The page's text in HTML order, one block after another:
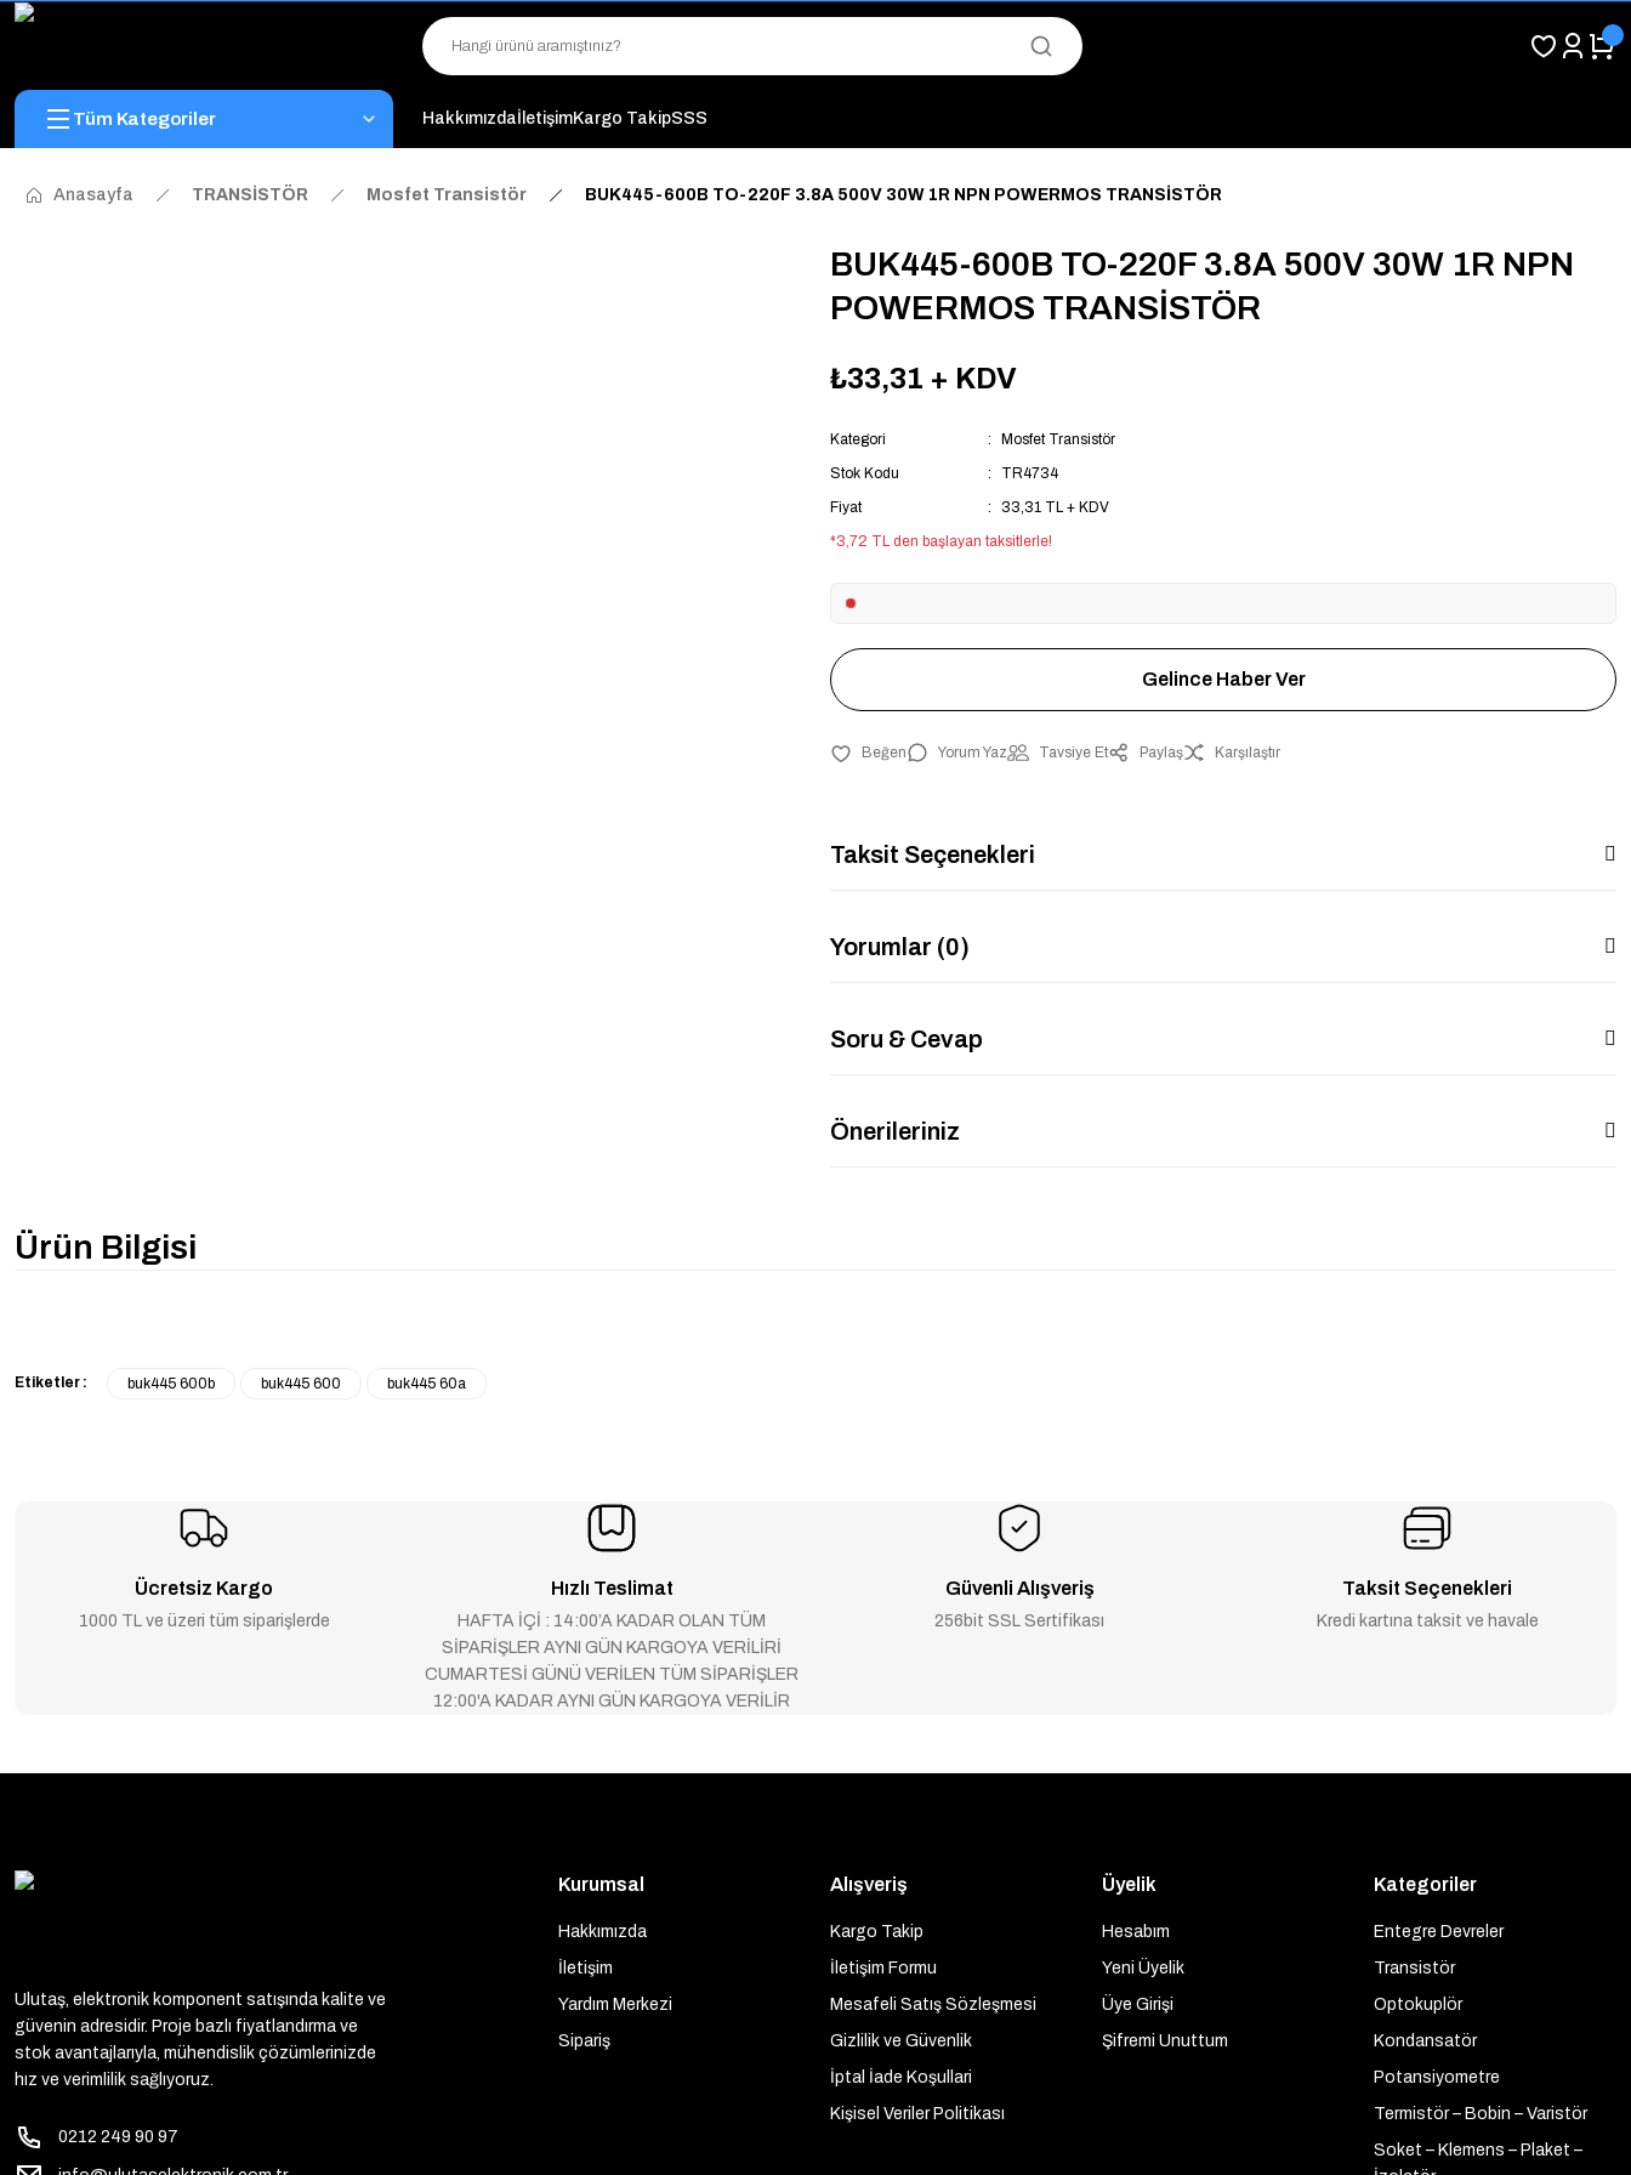
"Saat 14:00'a Kadar Verilen Siparişlerde Aynı Gün Kargo Avantajı!
"Binlerce Ürün Çeşitliliği ile Stoktan Hemen Teslim."
Tüm Kategoriler HakkımızdaİletişimKargo TakipSSS
Anasayfa TRANSİSTÖR Mosfet Transistör BUK445-600B TO-220F 3.8A 500V 30W 1R NPN POWERMOS TRANSİSTÖR
BUK445-600B TO-220F 3.8A 500V 30W 1R NPN
POWERMOS TRANSİSTÖR
₺33,31 + KDV
Kategori
Mosfet Transistör
Stok Kodu
TR4734
Fiyat
33,31 TL + KDV
*3,72 TL den başlayan taksitlerle!
Gelince Haber Ver
Yorum Yaz Tavsiye Et Paylaş Karşılaştır
Taksit Seçenekleri
Yorumlar (0)
Soru & Cevap
Önerileriniz
Ürün Bilgisi
Etiketler : buk445 600b buk445 600 buk445 60a
Ücretsiz Kargo
1000 TL ve üzeri tüm siparişlerde
Hızlı Teslimat
HAFTA İÇİ : 14:00’A KADAR OLAN TÜM
SİPARİŞLER AYNI GÜN KARGOYA VERİLİRİ
CUMARTESİ GÜNÜ VERİLEN TÜM SİPARİŞLER
12:00'A KADAR AYNI GÜN KARGOYA VERİLİR
Güvenli Alışveriş
256bit SSL Sertifikası
Taksit Seçenekleri
Kredi kartına taksit ve havale
Ulutaş, elektronik komponent satışında kalite ve
güvenin adresidir. Proje bazlı fiyatlandırma ve
stok avantajlarıyla, mühendislik çözümlerinizde
hız ve verimlilik sağlıyoruz.
0212 249 90 97
Kurumsal
Hakkımızda
İletişim
Yardım Merkezi
Sipariş
Alışveriş
Kargo Takip
İletişim Formu
Mesafeli Satış Sözleşmesi
Gizlilik ve Güvenlik
İptal İade Koşullari
Kişisel Veriler Politikası
Üyelik
Hesabım
Yeni Üyelik
Üye Girişi
Şifremi Unuttum
Kategoriler
Entegre Devreler
Transistör
Optokuplör
Kondansatör
Potansiyometre
Termistör – Bobin – Varistör
Soket – Klemens – Plaket –